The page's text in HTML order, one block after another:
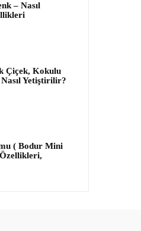
– Nasıl
Çiçek, Kokulu
Yetiştirilir?
( Bodur Mini